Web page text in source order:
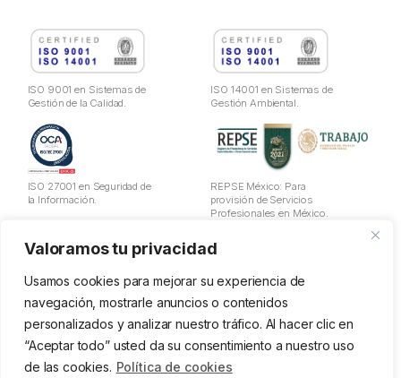
Valoramos tu privacidad
Usamos cookies para mejorar su experiencia de
navegación, mostrarle anuncios o contenidos
personalizados y analizar nuestro tráfico. Al hacer clic en
“Aceptar todo” usted da su consentimiento a nuestro uso
de las cookies. Política de cookies
ISO 9001 en Sistemas de
Gestión de la Calidad.
ISO 14001 en Sistemas de
Gestión Ambiental.
ISO 27001 en Seguridad de
la Información.
REPSE México: Para
provisión de Servicios
Profesionales en México.
Política de Privacidad
Cookies
Política de la Seguridad de Información
Política Ges. Calidad y Ambiental
Política PRL